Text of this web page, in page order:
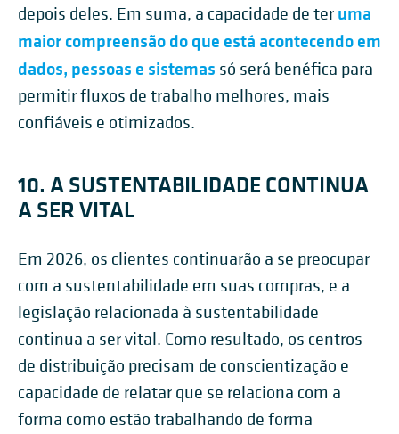
depois deles. Em suma, a capacidade de ter uma
maior compreensão do que está acontecendo em
dados, pessoas e sistemas só será benéfica para
permitir fluxos de trabalho melhores, mais
confiáveis e otimizados.
10. A SUSTENTABILIDADE CONTINUA
A SER VITAL
Em 2026, os clientes continuarão a se preocupar
com a sustentabilidade em suas compras, e a
legislação relacionada à sustentabilidade
continua a ser vital. Como resultado, os centros
de distribuição precisam de conscientização e
capacidade de relatar que se relaciona com a
forma como estão trabalhando de forma